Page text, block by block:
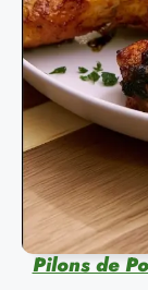
Pilons de